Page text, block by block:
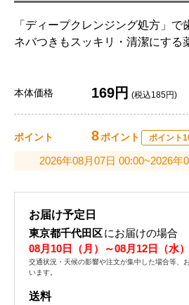
「ディープクレンジング処方」
ネバつきもスッキリ・清潔にする
本体価格 169円 (税込185円)
ポイント 8ポイント ポイント
2026年08月07日 00:00~2026年
お届け予定日
東京都千代田区にお届けの場合
08月10日（月）～08月12日（水）
交通状況・天候の影響や注文が集中した場合等、
います。
送料